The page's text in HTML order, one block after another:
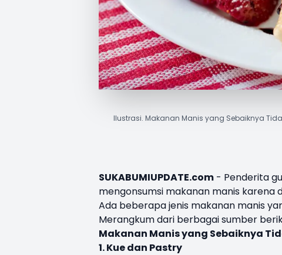
Ilustrasi. Makanan Manis yang Sebaiknya
SUKABUMIUPDATE.com - Penderita
mengonsumsi makanan manis
Ada beberapa jenis makanan manis
Merangkum dari berbagai sumber
Makanan Manisyang Sebaiknya
1. Kue dan Pastry